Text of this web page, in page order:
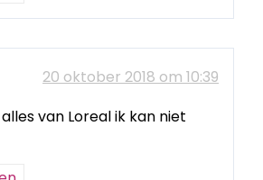
20 oktober 2018 om 10:39
van Loreal ik kan niet